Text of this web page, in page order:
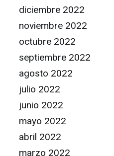
diciembre 2022
noviembre 2022
octubre 2022
septiembre 2022
agosto 2022
julio 2022
junio 2022
mayo 2022
abril 2022
marzo 2022